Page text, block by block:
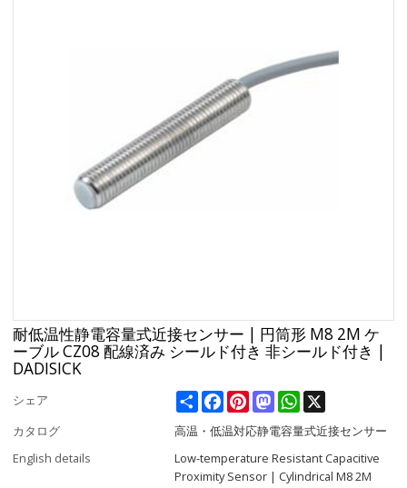
耐低温性静電容量式近接センサー | 円筒形 M8 2M ケ
ーブル CZ08 配線済み シールド付き 非シールド付き |
DADISICK
シェア ShareFacebookPinterestMastodonWhatsApp
カタログ
高温・低温対応静電容量式近接センサー
English details
Low-temperature Resistant Capacitive
Proximity Sensor | Cylindrical M8 2M